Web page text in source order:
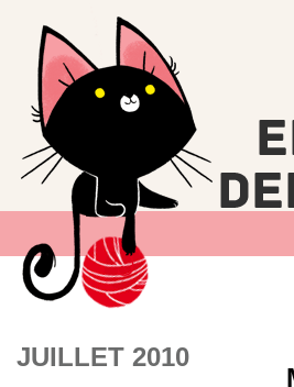
JUILLET 2010